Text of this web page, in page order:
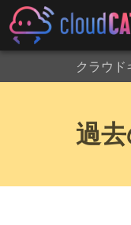
クラウド
過